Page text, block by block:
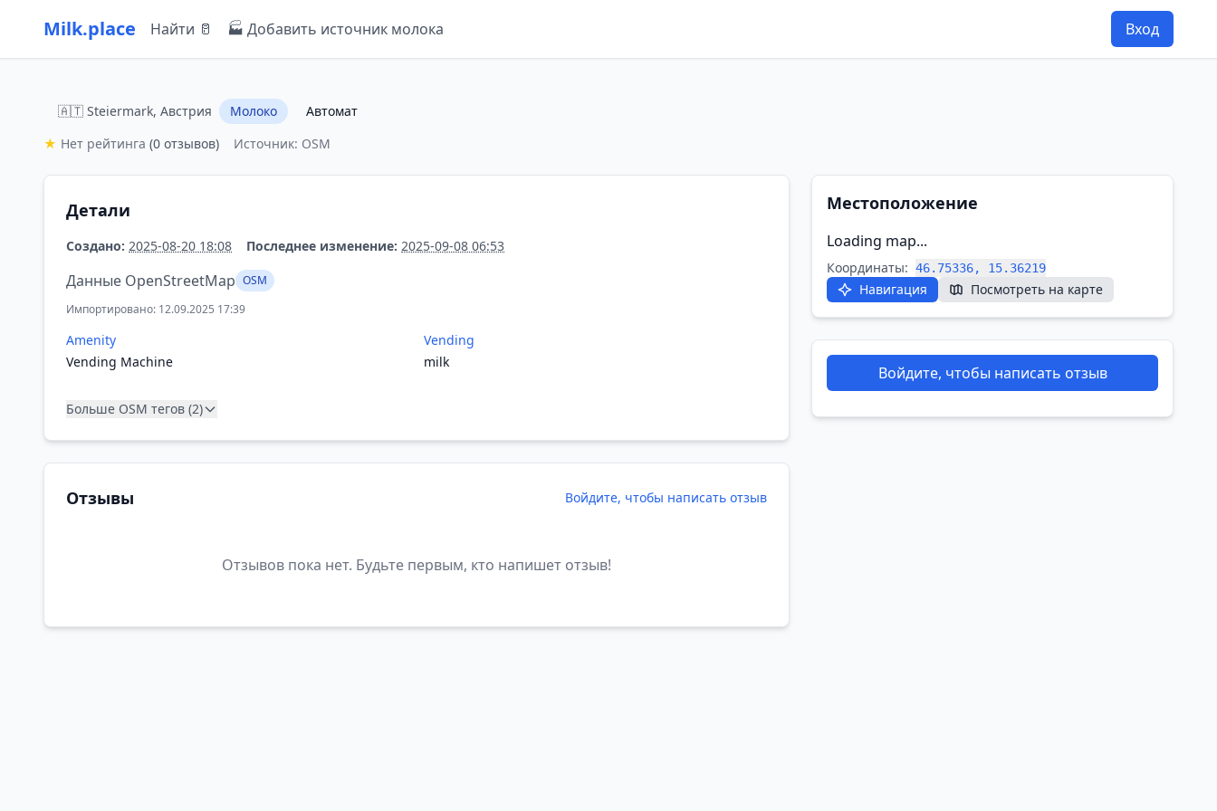
Milk.place Найти 🥛 🏭 Добавить источник молока Вход
🇦🇹 Steiermark, Австрия Молоко
Автомат
★ Нет рейтинга (0 отзывов) Источник: OSM
Детали
Создано: 2025-08-20 18:08 Последнее изменение: 2025-09-08 06:53
Данные OpenStreetMap OSM
Импортировано: 12.09.2025 17:39
Amenity
Vending Machine
Vending
milk
Больше OSM тегов (2)
Отзывы Войдите, чтобы написать отзыв
Отзывов пока нет. Будьте первым, кто напишет отзыв!
Местоположение
Loading map...
Координаты: 46.75336, 15.36219
Навигация Посмотреть на карте
Войдите, чтобы написать отзыв